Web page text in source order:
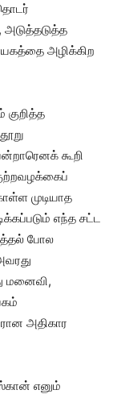
அடுத்தடுத்த
அழிக்கிற
கூறி
முடியாத
எந்த சட்ட
போல
மனைவி,
அதிகார
எனும்